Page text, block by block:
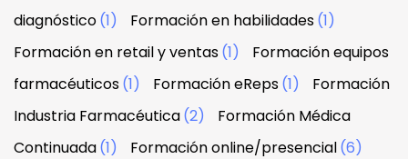
diagnóstico(1) Formación en habilidades(1)
Formación en retail y ventas(1)
Formación equipos
farmacéuticos(1) Formación eReps(1)
Formación
Industria Farmacéutica(2)
Formación Médica
Continuada(1) Formación online/presencial(6)